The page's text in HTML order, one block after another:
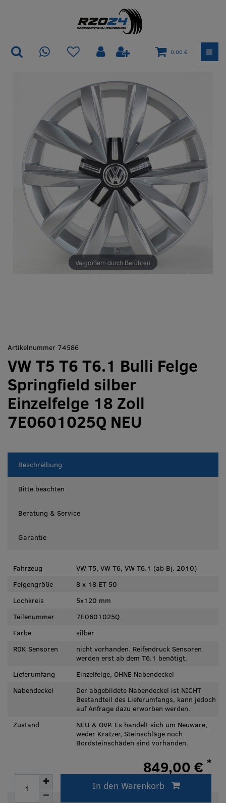
0,00 €
Vergrößern durch Berühren
Artikelnummer 74586
VW T5 T6 T6.1 Bulli Felge
Springfield silber
Einzelfelge 18 Zoll
7E0601025Q NEU
Beschreibung
Bitte beachten
Beratung & Service
Garantie
Fahrzeug
VW T5, VW T6, VW T6.1 (ab Bj. 2010)
Felgengröße
8 x 18 ET 50
Lochkreis
5x120 mm
Teilenummer
7E0601025Q
Farbe
silber
RDK Sensoren
nicht vorhanden. Reifendruck Sensoren
werden erst ab dem T6.1 benötigt.
Lieferumfang
Einzelfelge, OHNE Nabendeckel
Nabendeckel
Der abgebildete Nabendeckel ist NICHT
Bestandteil des Lieferumfangs, kann jedoch
auf Anfrage dazu erworben werden.
Zustand
NEU & OVP. Es handelt sich um Neuware,
weder Kratzer, Steinschläge noch
Bordsteinschäden sind vorhanden.
849,00 € *
* inkl. ges. MwSt. zzgl.Versandkosten
In den Warenkorb